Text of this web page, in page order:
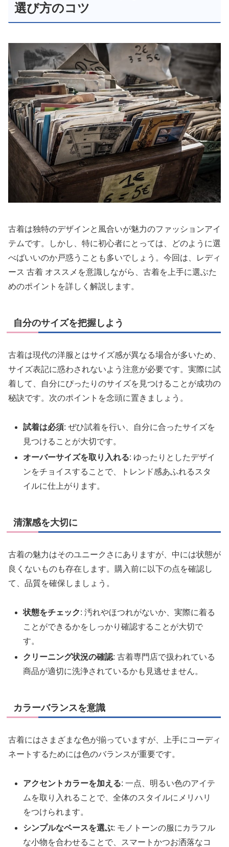
選び方のコツ
古着は独特のデザインと風合いが魅力のファッションアイ
テムです。しかし、特に初心者にとっては、どのように選
べばいいのか戸惑うことも多いでしょう。今回は、
レディ
ース 古着 オススメ を意識しながら、古着を上手に選ぶた
めのポイントを詳しく解説します。
自分のサイズを把握しよう
古着は現代の洋服とはサイズ感が異なる場合が多いため、
サイズ表記に惑わされないよう注意が必要です。実際に試
着して、自分にぴったりのサイズを見つけることが成功の
秘訣です。次のポイントを念頭に置きましょう。
試着は必須: ぜひ試着を行い、自分に合ったサイズを
見つけることが大切です。
オーバーサイズを取り入れる: ゆったりとしたデザイ
ンをチョイスすることで、トレンド感あふれるスタ
イルに仕上がります。
清潔感を大切に
古着の魅力はそのユニークさにありますが、中には状態が
良くないものも存在します。購入前に以下の点を確認し
て、品質を確保しましょう。
状態をチェック: 汚れやほつれがないか、実際に着る
ことができるかをしっかり確認することが大切で
す。
クリーニング状況の確認: 古着専門店で扱われている
商品が適切に洗浄されているかも見逃せません。
カラーバランスを意識
古着にはさまざまな色が揃っていますが、上手にコーディ
ネートするためには色のバランスが重要です。
アクセントカラーを加える: 一点、明るい色のアイテ
ムを取り入れることで、全体のスタイルにメリハリ
をつけられます。
シンプルなベースを選ぶ: モノトーンの服にカラフル
な小物を合わせることで、スマートかつお洒落なコ